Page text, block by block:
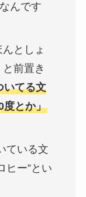
んです
としょ
前置き
いてる文
度とか」
ている文
ヒー”とい